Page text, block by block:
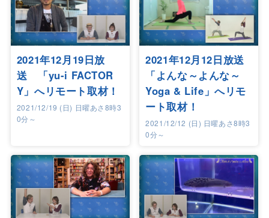
2021年12月19日放
送 「yu-i FACTOR
Y」へリモート取材！
2021/12/19 (日) 日曜あさ8時3
0分～
2021年12月12日放送
「よんな～よんな～
Yoga & Life」へリモ
ート取材！
2021/12/12 (日) 日曜あさ8時3
0分～